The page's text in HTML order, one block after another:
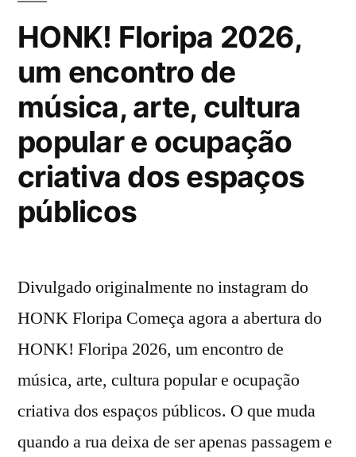
HONK! Floripa 2026,
um encontro de
música, arte, cultura
popular e ocupação
criativa dos espaços
públicos
Divulgado originalmente no instagram do
HONK Floripa Começa agora a abertura do
HONK! Floripa 2026, um encontro de
música, arte, cultura popular e ocupação
criativa dos espaços públicos. O que muda
quando a rua deixa de ser apenas passagem e